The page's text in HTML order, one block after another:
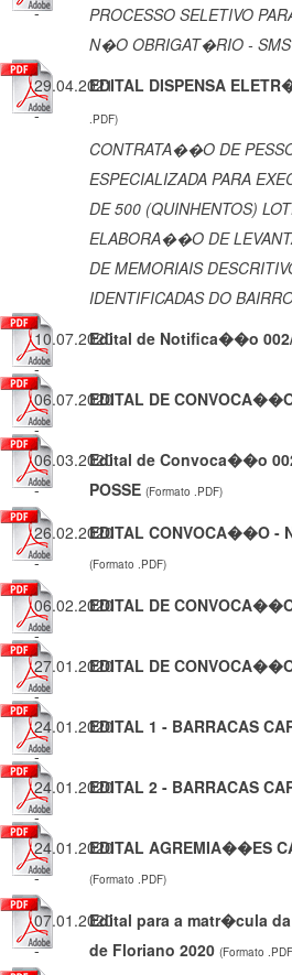
-
PROCESSO SELETIVO
N�O OBRIGAT�RIO - SMS
29.04.2021
-
EDITAL DISPENSA
.PDF)
CONTRATA��O DE
ESPECIALIZADA PARA
DE 500 (QUINHENTOS)
ELABORA��O DE
DE MEMORIAIS
IDENTIFICADAS DO
10.07.2020
-
Edital de Notifica��o
06.07.2020
-
EDITAL DE
06.03.2020
-
Edital de Convoca��o
POSSE (Formato .PDF)
26.02.2020
-
EDITAL CONVOCA��O -
(Formato .PDF)
06.02.2020
-
EDITAL DE
27.01.2020
-
EDITAL DE
24.01.2020
-
EDITAL 1 - BARRACAS
24.01.2020
-
EDITAL 2 - BARRACAS
24.01.2020
-
EDITAL AGREMIA��ES
(Formato .PDF)
07.01.2020
-
Edital para a matr�cula
de Floriano 2020 (Formato